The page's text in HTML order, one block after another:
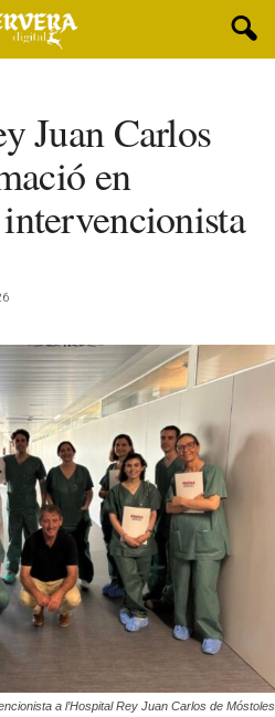
Juan Carlos
en
a l’Hospital Rey Juan Carlos de Móstoles